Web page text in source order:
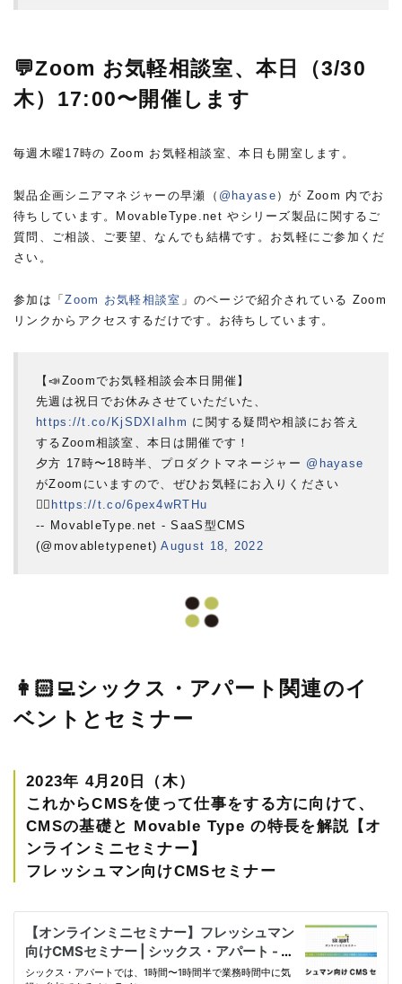
💬Zoom お気軽相談室、本日（3/30
木）17:00〜開催します
毎週木曜17時の Zoom お気軽相談室、本日も開室します。
製品企画シニアマネジャーの早瀬（ @hayase ）が Zoom 内でお
待ちしています。MovableType.net やシリーズ製品に関するご
質問、ご相談、ご要望、なんでも結構です。お気軽にご参加くだ
さい。
参加は「Zoom お気軽相談室 」のページで紹介されている Zoom
リンクからアクセスするだけです。お待ちしています。
【📣Zoomでお気軽相談会本日開催】
先週は祝日でお休みさせていただいた、
https://t.co/KjSDXIaIhm に関する疑問や相談にお答え
するZoom相談室、本日は開催です！
夕方 17時〜18時半、プロダクトマネージャー @hayase
がZoomにいますので、ぜひお気軽にお入りください
💁‍♂️ https://t.co/6pex4wRTHu
-- MovableType.net - SaaS型CMS
(@movabletypenet)August 18, 2022
👩🏻‍💻シックス・アパート関連のイ
ベントとセミナー
2023年 4月20日（木）
これからCMSを使って仕事をする方に向けて、
CMSの基礎と Movable Type の特長を解説【オ
ンラインミニセミナー】
フレッシュマン向けCMSセミナー